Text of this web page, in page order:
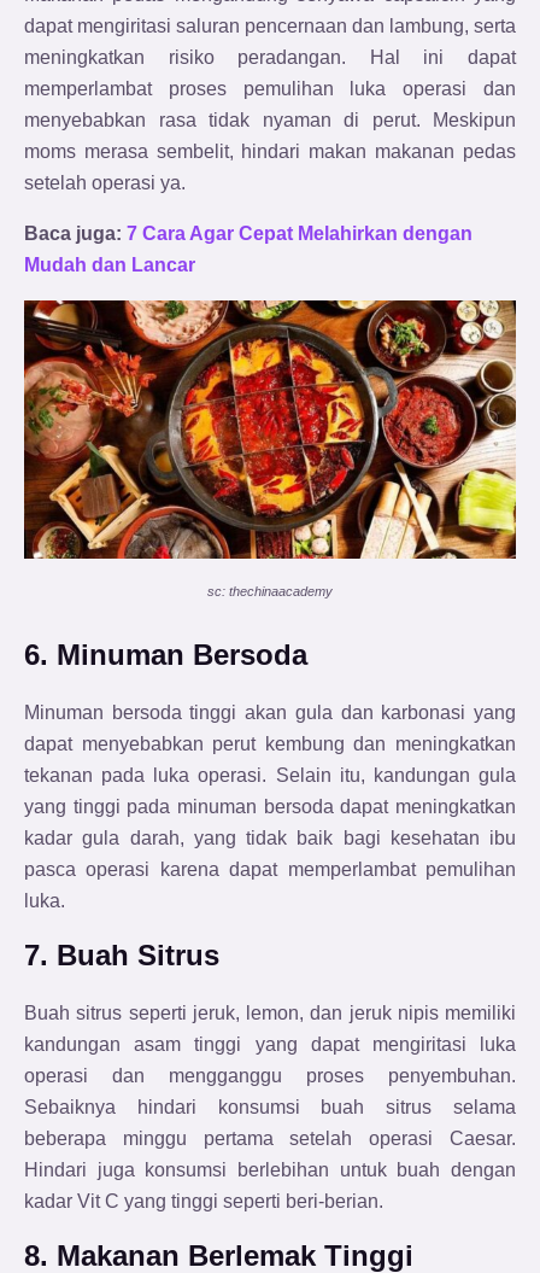
dapat mengiritasi saluran pencernaan dan lambung, serta
meningkatkan risiko peradangan. Hal ini dapat
memperlambat proses pemulihan luka operasi dan
menyebabkan rasa tidak nyaman di perut. Meskipun
moms merasa sembelit, hindari makan makanan pedas
setelah operasi ya.
Baca juga: 7 Cara Agar Cepat Melahirkan dengan
Mudah dan Lancar
sc: thechinaacademy
6. Minuman Bersoda
Minuman bersoda tinggi akan gula dan karbonasi yang
dapat menyebabkan perut kembung dan meningkatkan
tekanan pada luka operasi. Selain itu, kandungan gula
yang tinggi pada minuman bersoda dapat meningkatkan
kadar gula darah, yang tidak baik bagi kesehatan ibu
pasca operasi karena dapat memperlambat pemulihan
luka.
7. Buah Sitrus
Buah sitrus seperti jeruk, lemon, dan jeruk nipis memiliki
kandungan asam tinggi yang dapat mengiritasi luka
operasi dan mengganggu proses penyembuhan.
Sebaiknya hindari konsumsi buah sitrus selama
beberapa minggu pertama setelah operasi Caesar.
Hindari juga konsumsi berlebihan untuk buah dengan
kadar Vit C yang tinggi seperti beri-berian.
8. Makanan Berlemak Tinggi